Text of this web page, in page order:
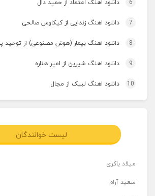
6 دانلود اهنگ اعتماد از حمید دال
7 دانلود اهنگ زندایی از کیکاوس صالحی
8 دانلود اهنگ بیمار (هوش مصنوعی) از توحید
9 دانلود اهنگ شیرین از امیر هناره
10 دانلود اهنگ لبیک از مجال
لیست خوانندگان
میلاد باکری
سعید آرام